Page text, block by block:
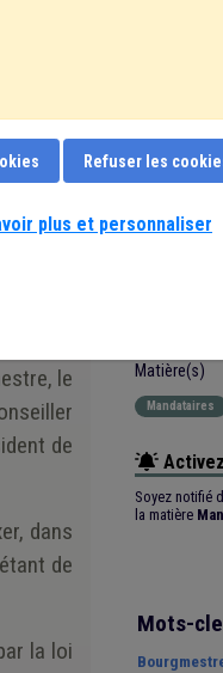
et aux
le
de
dans
de
la loi
Date de
10 Octobre
Matière(s)
Mandataires
Soyez notifié
la matière
Mots-
Refuser les
plus et personnaliser